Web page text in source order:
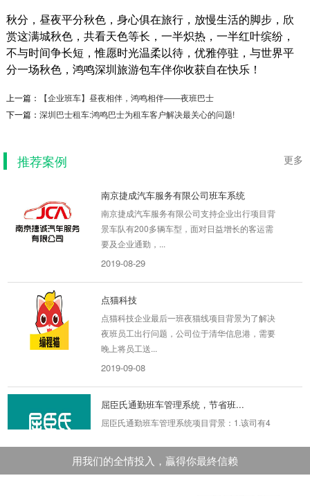
秋分，昼夜平分秋色，身心俱在旅行，放慢生活的脚步，欣
赏这满城秋色，共看天色等长，一半炽热，一半红叶缤纷，
不与时间争长短，惟愿时光温柔以待，优雅停驻，与世界平
分一场秋色，鸿鸣深圳旅游包车伴你收获自在快乐！
上一篇：
【企业班车】昼夜相伴，鸿鸣相伴——夜班巴士
下一篇： 深圳巴士租车:鸿鸣巴士为租车客户解决最关心的问题!
更多
推荐案例
深圳政府公务用车项目背景：疫情时代下，深圳
市政府召开市政协和人大会议，采用深圳中巴租
南京捷成汽车服务有限公司班车系统
南京捷成汽车服务有限公司支持企业出行项目背
景车队有200多辆车型，面对日益增长的客运需
要及企业通勤，...
2019-08-29
点猫科技
点猫科技企业最后一班夜猫线项目背景为了解决
夜班员工出行问题，公司位于清华信息港，需要
晚上将员工送...
2019-09-08
屈臣氏通勤班车管理系统，节省班...
屈臣氏通勤班车管理系统项目背景：1.该司有4
总是无账可查，...
2022-03-09
用我们的全情投入，贏得你最終信赖